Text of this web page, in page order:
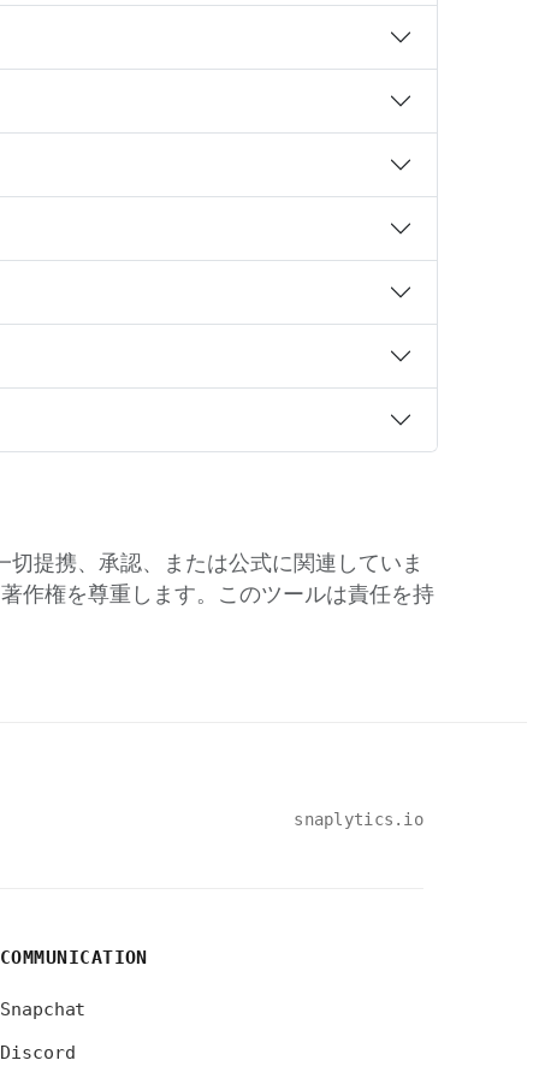
提携、承認、または公式に関連していま
作権を尊重します。このツールは責任を持
snaplytics.io
COMMUNICATION
Snapchat
Discord